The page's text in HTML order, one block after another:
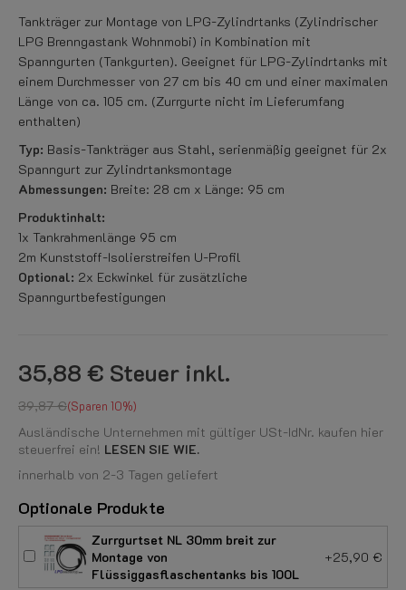
Tankträger zur Montage von LPG-Zylindrtanks (Zylindrischer
LPG Brenngastank Wohnmobi) in Kombination mit
Spanngurten (Tankgurten). Geeignet für LPG-Zylindrtanks mit
einem Durchmesser von 27 cm bis 40 cm und einer maximalen
Länge von ca. 105 cm. (Zurrgurte nicht im Lieferumfang
enthalten)
Typ: Basis-Tankträger aus Stahl, serienmäßig geeignet für 2x
Spanngurt zur Zylindrtanksmontage
Abmessungen: Breite: 28 cm x Länge: 95 cm
Produktinhalt:
1x Tankrahmenlänge 95 cm
2m Kunststoff-Isolierstreifen U-Profil
Optional: 2x Eckwinkel für zusätzliche
Spanngurtbefestigungen
35,88 € Steuer inkl.
39,87 € Sparen 10%
Ausländische Unternehmen mit gültiger USt-IdNr. kaufen hier
steuerfrei ein! LESEN SIE WIE.
innerhalb von 2-3 Tagen geliefert
Optionale Produkte
Zurrgurtset NL 30mm breit zur
Montage von
Flüssiggasflaschentanks bis 100L
+25,90 €